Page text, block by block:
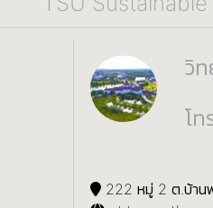
วิ
โ
222 หมู่ 2 ต.บ้าน